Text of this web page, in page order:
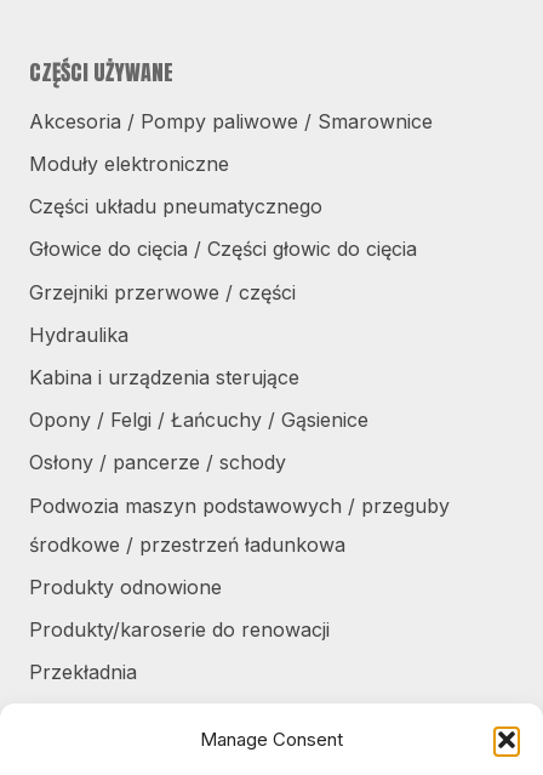
Manage Consent
CZĘŚCI UŻYWANE
Akcesoria / Pompy paliwowe / Smarownice
Moduły elektroniczne
Części układu pneumatycznego
Głowice do cięcia / Części głowic do cięcia
Grzejniki przerwowe / części
Hydraulika
Kabina i urządzenia sterujące
Opony / Felgi / Łańcuchy / Gąsienice
Osłony / pancerze / schody
Podwozia maszyn podstawowych / przeguby
środkowe / przestrzeń ładunkowa
Produkty odnowione
Produkty/karoserie do renowacji
Przekładnia